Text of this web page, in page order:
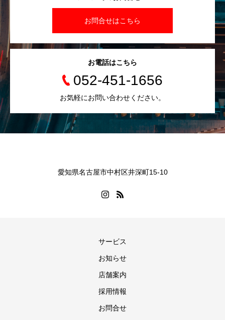
お問合せはこちら
お電話はこちら
052-451-1656
お気軽にお問い合わせください。
愛知県名古屋市中村区井深町15-10
サービス
お知らせ
店舗案内
採用情報
お問合せ